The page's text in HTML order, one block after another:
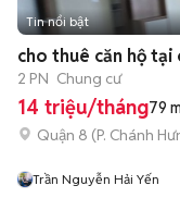
Tin nổi bật
cho thuê căn hộ
2 PN Chung cư
14 triệu/tháng79
Quận 8 (P. Chánh
Trần Nguyễn Hải Yến